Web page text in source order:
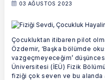
03 AĞUSTOS 2023
Çocukluktan itibaren pilot
Özdemir, ‘Başka bölümde
vazgeçmeyeceğim’
Üniversitesi (İEÜ) Fizik
fiziği çok seven ve bu alanda